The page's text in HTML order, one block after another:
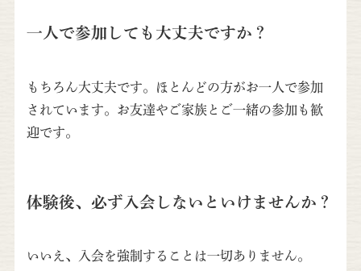
一人で参加しても大丈夫ですか？
もちろん大丈夫です。ほとんどの方がお一人で参加
されています。お友達やご家族とご一緒の参加も歓
迎です。
体験後、必ず入会しないといけませんか？
いいえ、入会を強制することは一切ありません。